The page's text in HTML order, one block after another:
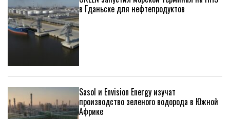
в Гданьске для нефтепродуктов
Sasol и Envision Energy изучат
производство зеленого водорода в Южной
Африке